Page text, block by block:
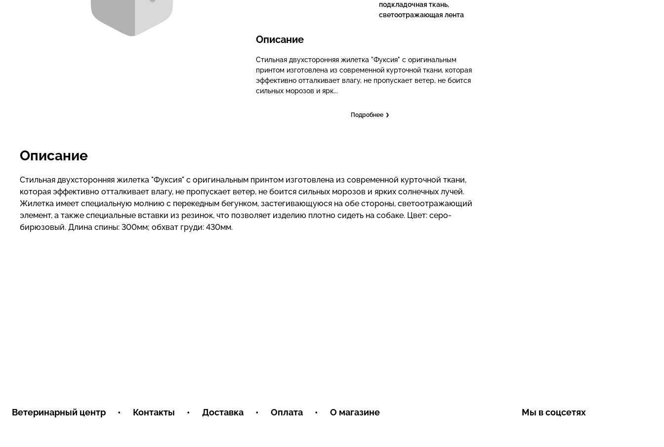
подкладочная ткань,
светоотражающая лента
Описание
Стильная двухсторонняя жилетка "Фуксия" с оригинальным
принтом изготовлена из современной курточной ткани, которая
эффективно отталкивает влагу, не пропускает ветер, не боится
сильных морозов и ярк...
Подробнее
Описание
Стильная двухсторонняя жилетка "Фуксия" с оригинальным принтом изготовлена из современной курточной ткани,
которая эффективно отталкивает влагу, не пропускает ветер, не боится сильных морозов и ярких солнечных лучей.
Жилетка имеет специальную молнию с перекедным бегунком, застегивающуюся на обе стороны, светоотражающий
элемент, а также специальные вставки из резинок, что позволяет изделию плотно сидеть на собаке. Цвет: серо-
бирюзовый. Длина спины: 300мм; обхват груди: 430мм.
Ветеринарный центр • Контакты • Доставка • Оплата • О магазине Мы в соцсетях